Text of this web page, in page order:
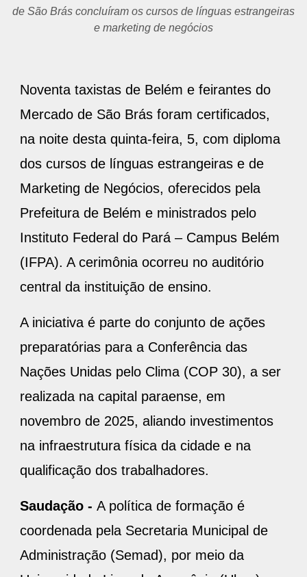
de São Brás concluíram os cursos de línguas estrangeiras
e marketing de negócios
Noventa taxistas de Belém e feirantes do
Mercado de São Brás foram certificados,
na noite desta quinta-feira, 5, com diploma
dos cursos de línguas estrangeiras e de
Marketing de Negócios, oferecidos pela
Prefeitura de Belém e ministrados pelo
Instituto Federal do Pará – Campus Belém
(IFPA). A cerimônia ocorreu no auditório
central da instituição de ensino.
A iniciativa é parte do conjunto de ações
preparatórias para a Conferência das
Nações Unidas pelo Clima (COP 30), a ser
realizada na capital paraense, em
novembro de 2025, aliando investimentos
na infraestrutura física da cidade e na
qualificação dos trabalhadores.
Saudação - A política de formação é
coordenada pela Secretaria Municipal de
Administração (Semad), por meio da